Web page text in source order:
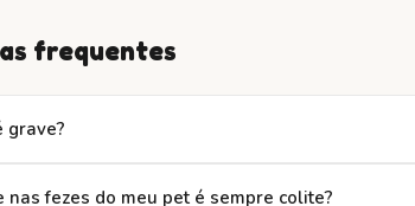
frequentes
grave?
nas fezes do meu pet é sempre colite?